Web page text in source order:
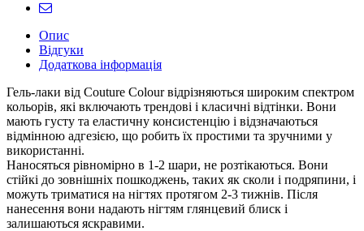
Опис
Відгуки
Додаткова інформація
Гель-лаки від Couture Colour відрізняються широким спектром
кольорів, які включають трендові і класичні відтінки. Вони
мають густу та еластичну консистенцію і відзначаються
відмінною адгезією, що робить їх простими та зручними у
використанні.
Наносяться рівномірно в 1-2 шари, не розтікаються. Вони
стійкі до зовнішніх пошкоджень, таких як сколи і подряпини, і
можуть триматися на нігтях протягом 2-3 тижнів. Після
нанесення вони надають нігтям глянцевий блиск і
залишаються яскравими.